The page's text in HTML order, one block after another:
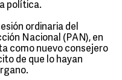
política.
ordinaria del
Nacional (PAN), en
como nuevo consejero
de que lo hayan